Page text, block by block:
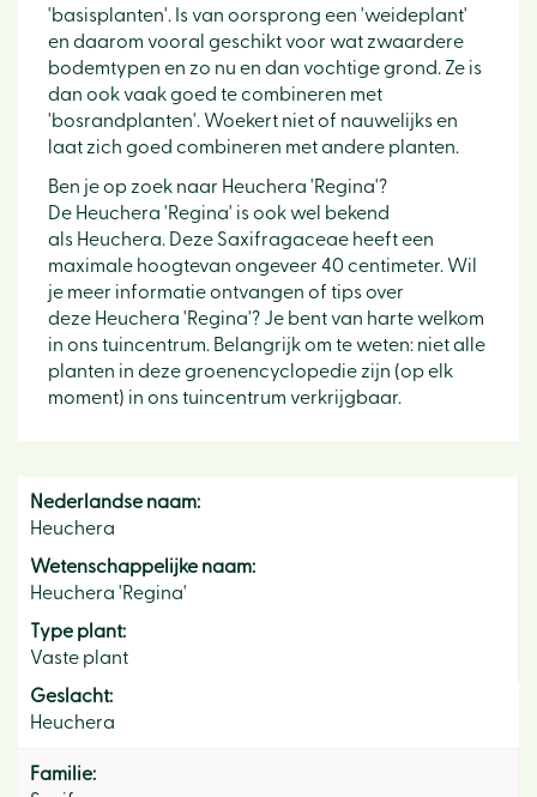
'basisplanten'. Is van oorsprong een 'weideplant'
en daarom vooral geschikt voor wat zwaardere
bodemtypen en zo nu en dan vochtige grond. Ze is
dan ook vaak goed te combineren met
'bosrandplanten'. Woekert niet of nauwelijks en
laat zich goed combineren met andere planten.
Ben je op zoek naar Heuchera 'Regina'?
De Heuchera 'Regina' is ook wel bekend
als Heuchera. Deze Saxifragaceae heeft een
maximale hoogtevan ongeveer 40 centimeter. Wil
je meer informatie ontvangen of tips over
deze Heuchera 'Regina'? Je bent van harte welkom
in ons tuincentrum. Belangrijk om te weten: niet alle
planten in deze groenencyclopedie zijn (op elk
moment) in ons tuincentrum verkrijgbaar.
Nederlandse naam:
Heuchera
Wetenschappelijke naam:
Heuchera 'Regina'
Type plant:
Vaste plant
Geslacht:
Heuchera
Familie: